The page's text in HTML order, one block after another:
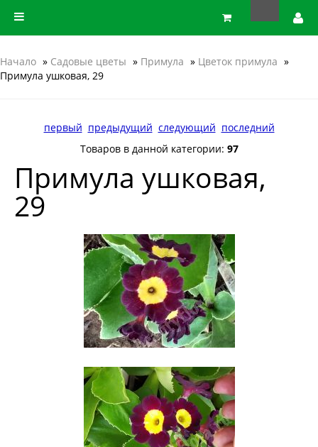
Начало » Садовые цветы » Примула » Цветок примула »
Примула ушковая, 29
первый предыдущий следующий последний
Товаров в данной категории: 97
Примула ушковая,
29